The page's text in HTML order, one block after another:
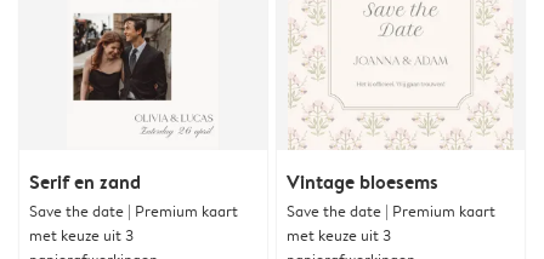
Serif en zand
Save the date | Premium kaart
met keuze uit 3
Vintage bloesems
Save the date | Premium kaart
met keuze uit 3